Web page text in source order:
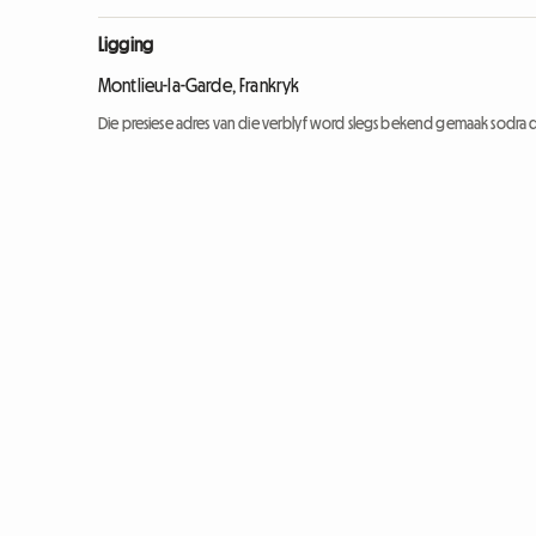
Ligging
Montlieu-la-Garde, Frankryk
Die presiese adres van die verblyf word slegs bekend gemaak sodra